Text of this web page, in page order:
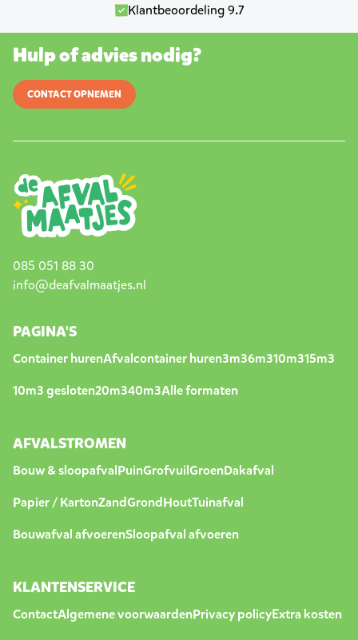
Klantbeoordeling 9.7
Hulp of advies nodig?
CONTACT OPNEMEN
085 051 88 30
info@deafvalmaatjes.nl
PAGINA'S
Container hurenAfvalcontainer huren3m36m310m315m3
10m3 gesloten20m340m3Alle formaten
AFVALSTROMEN
Bouw & sloopafvalPuinGrofvuilGroenDakafval
Papier / KartonZandGrondHoutTuinafval
Bouwafval afvoerenSloopafval afvoeren
KLANTENSERVICE
ContactAlgemene voorwaardenPrivacy policyExtra kosten